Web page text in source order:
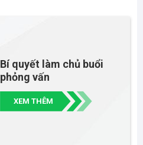
Bí quyết làm chủ buổi
phỏng vấn
XEM THÊM